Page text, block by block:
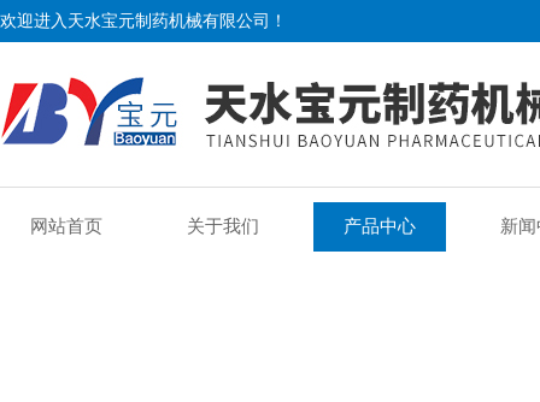
欢迎进入天水宝元制药机械有限公司！
网站首页 关于我们 产品中心 新